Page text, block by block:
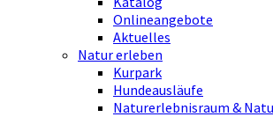
Onlineangebote
Aktuelles
Natur erleben
Kurpark
Hundeausläufe
Naturerlebnisraum &